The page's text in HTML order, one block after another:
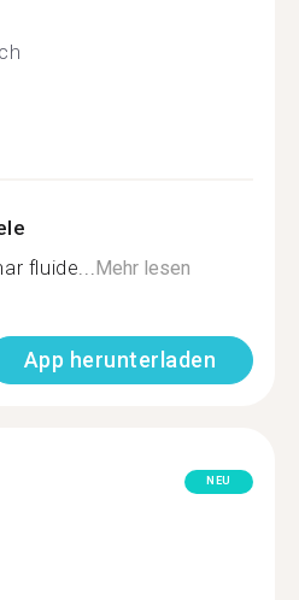
fluide...Mehr lesen
App herunterladen
NEU